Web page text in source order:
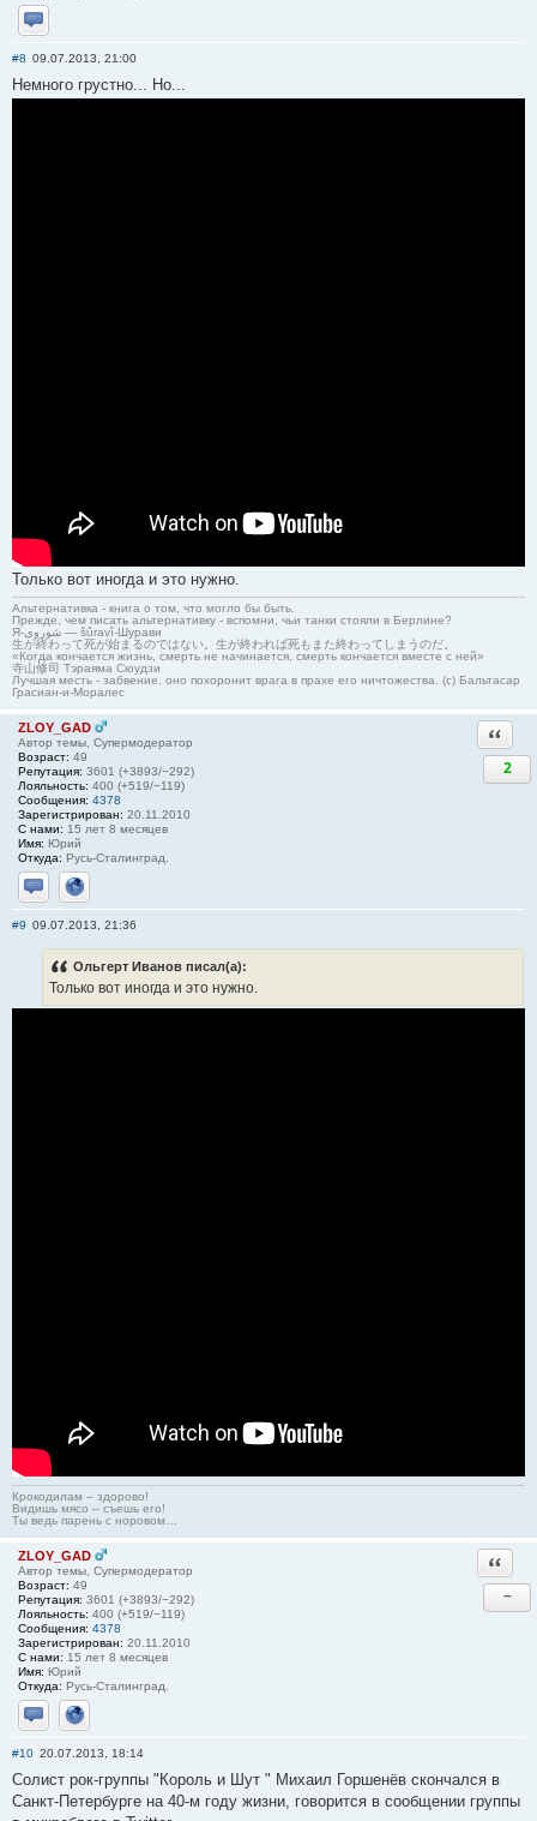
Отправить личное сообщение
#8 09.07.2013, 21:00
Немного грустно... Но...
Только вот иногда и это нужно.
Альтернативка - книга о том, что могло бы быть.
Прежде, чем писать альтернативку - вспомни, чьи танки стояли в Берлине?
Я-شوروی — šûravî-Шурави
生が終わって死が始まるのではない。生が終われば死もまた終わってしまうのだ。
«Когда кончается жизнь, смерть не начинается, смерть кончается вместе с ней»
寺山修司 Тэраяма Сюудзи
Лучшая месть - забвение, оно похоронит врага в прахе его ничтожества. (с) Бальтасар
Грасиан-и-Моралес
ZLOY_GAD
Автор темы, Супермодератор
Возраст: 49
Репутация: 3601 (+3893/−292)
Лояльность: 400 (+519/−119)
Сообщения: 4378
Зарегистрирован: 20.11.2010
С нами: 15 лет 8 месяцев
Имя: Юрий
Откуда: Русь-Сталинград.
Отправить личное сообщение
Сайт
2
#9 09.07.2013, 21:36
Ольгерт Иванов писал(а):
Только вот иногда и это нужно.
Крокодилам – здорово!
Видишь мясо – съешь его!
Ты ведь парень с норовом…
ZLOY_GAD
Автор темы, Супермодератор
Возраст: 49
Репутация: 3601 (+3893/−292)
Лояльность: 400 (+519/−119)
Сообщения: 4378
Зарегистрирован: 20.11.2010
С нами: 15 лет 8 месяцев
Имя: Юрий
Откуда: Русь-Сталинград.
Отправить личное сообщение
Сайт
−
#10 20.07.2013, 18:14
Солист рок-группы "Король и Шут " Михаил Горшенёв скончался в
Санкт-Петербурге на 40-м году жизни, говорится в сообщении группы